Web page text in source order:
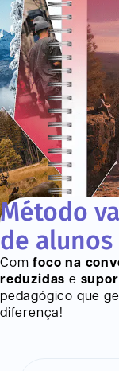
Método
de alunos
Comfoco na
reduzidas e
pedagógico que
diferença!